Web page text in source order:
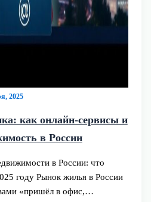
2025
как онлайн-сервисы и
в России
в России: что
году Рынок жилья в России
«пришёл в офис,…